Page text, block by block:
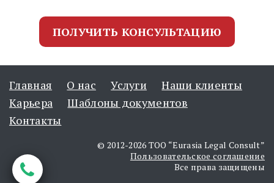
ПОЛУЧИТЬ КОНСУЛЬТАЦИЮ
Главная О нас Услуги
Наши клиенты
Карьера
Шаблоны документов
Контакты
© 2012-2026 ТОО “Eurasia Legal Consult”
Пользовательское соглашение
Все права защищены